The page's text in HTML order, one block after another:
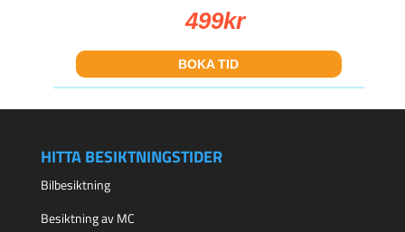
499kr
BOKA TID
HITTA BESIKTNINGSTIDER
Bilbesiktning
Besiktning av MC